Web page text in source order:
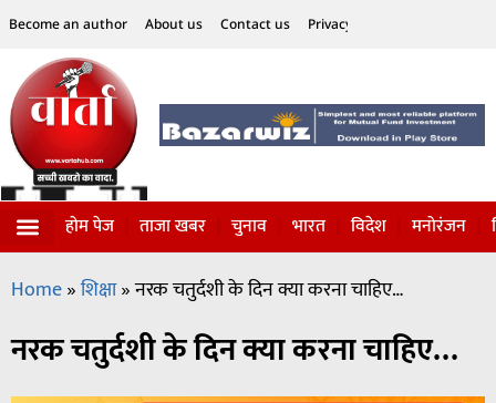
Become an author About us Contact us Privacy Policy
होम पेज ताजा खबर चुनाव भारत विदेश मनोरंजन
Home»शिक्षा»नरक चतुर्दशी के दिन क्या करना चाहिए…
नरक चतुर्दशी के दिन क्या करना चाहिए…